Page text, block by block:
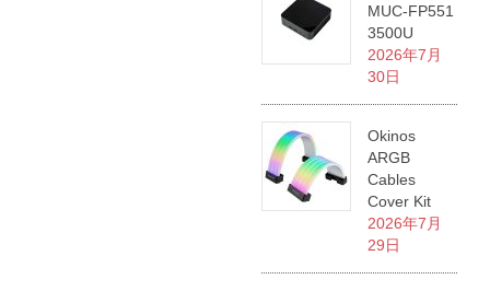
MUC-FP551
3500U
2026年7月
30日
Okinos
ARGB
Cables
Cover Kit
2026年7月
29日